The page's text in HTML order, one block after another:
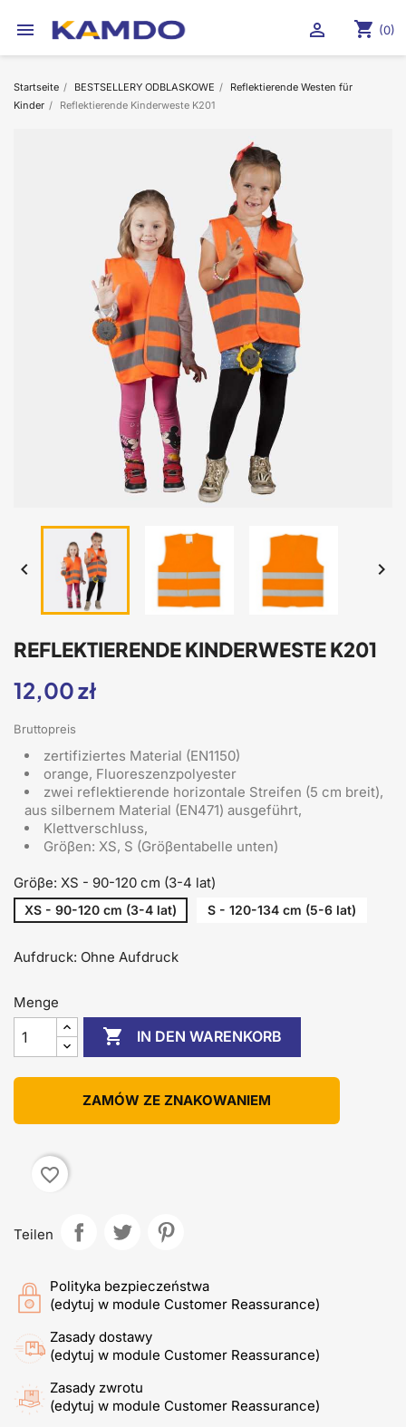
 shopping_cart (0)

Startseite BESTSELLERY ODBLASKOWE
Reflektierende Westen für
Kinder
Reflektierende Kinderweste K201
 
REFLEKTIERENDE KINDERWESTE K201
12,00 zł
Bruttopreis
zertifiziertes Material (EN1150)
orange, Fluoreszenzpolyester
zwei reflektierende horizontale Streifen (5 cm breit),
aus silbernem Material (EN471) ausgeführt,
Klettverschluss,
Gröβen: XS, S (Gröβentabelle unten)
Gröβe: XS - 90-120 cm (3-4 lat)
XS - 90-120 cm (3-4 lat) S - 120-134 cm (5-6 lat)
Aufdruck: Ohne Aufdruck
Menge
 IN DEN WARENKORB
ZAMÓW ZE ZNAKOWANIEM
favorite_border
Teilen
Polityka bezpieczeństwa
(edytuj w module Customer Reassurance)
Zasady dostawy
(edytuj w module Customer Reassurance)
Zasady zwrotu
(edytuj w module Customer Reassurance)